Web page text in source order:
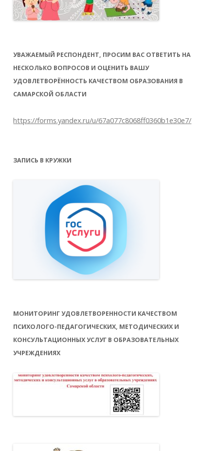
УВАЖАЕМЫЙ РЕСПОНДЕНТ, ПРОСИМ ВАС ОТВЕТИТЬ НА
НЕСКОЛЬКО ВОПРОСОВ И ОЦЕНИТЬ ВАШУ
УДОВЛЕТВОРЁННОСТЬ КАЧЕСТВОМ ОБРАЗОВАНИЯ В
САМАРСКОЙ ОБЛАСТИ
https://forms.yandex.ru/u/67a077c8068ff0360b1e30e7/
ЗАПИСЬ В КРУЖКИ
МОНИТОРИНГ УДОВЛЕТВОРЕННОСТИ КАЧЕСТВОМ
ПСИХОЛОГО-ПЕДАГОГИЧЕСКИХ, МЕТОДИЧЕСКИХ И
КОНСУЛЬТАЦИОННЫХ УСЛУГ В ОБРАЗОВАТЕЛЬНЫХ
УЧРЕЖДЕНИЯХ